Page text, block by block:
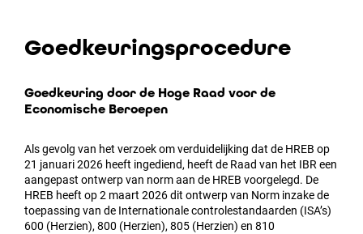
Goedkeuringsprocedure
Goedkeuring door de Hoge Raad voor de
Economische Beroepen
Als gevolg van het verzoek om verduidelijking dat de HREB op
21 januari 2026 heeft ingediend, heeft de Raad van het IBR een
aangepast ontwerp van norm aan de HREB voorgelegd. De
HREB heeft op 2 maart 2026 dit ontwerp van Norm inzake de
toepassing van de Internationale controlestandaarden (ISA’s)
600 (Herzien), 800 (Herzien), 805 (Herzien) en 810